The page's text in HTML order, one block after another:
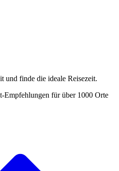
und finde die ideale Reisezeit.
Empfehlungen für über 1000 Orte